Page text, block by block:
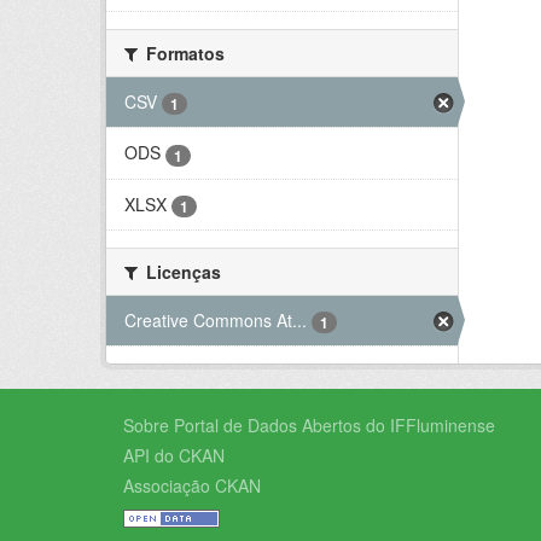
Formatos
CSV
1
ODS 1
XLSX 1
Licenças
Creative Commons At...
1
Sobre Portal de Dados Abertos do IFFluminense
API do CKAN
Associação CKAN